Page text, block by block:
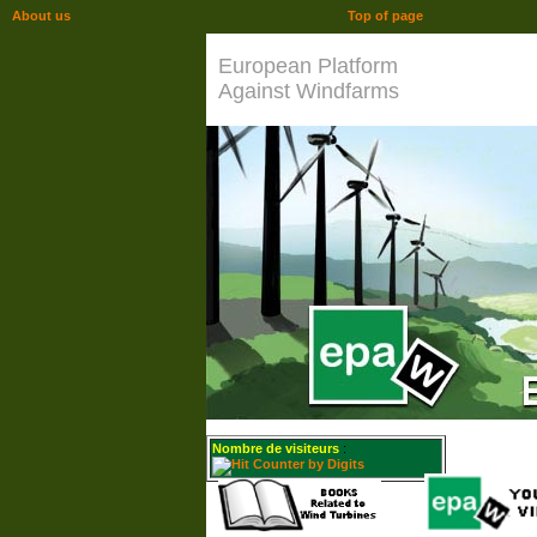
European Platform
Against Windfarms
Nombre de visiteurs :
Top of page
About us